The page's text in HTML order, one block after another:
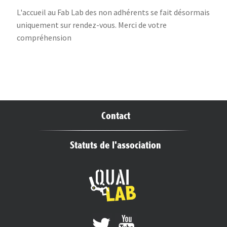
L'accueil au Fab Lab des non adhérents se fait désormais
uniquement sur rendez-vous. Merci de votre
compréhension
Contact
Statuts de l'association